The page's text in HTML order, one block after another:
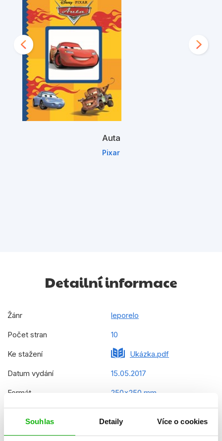
Souhlas Detaily Více o cookies
Auta
Pixar
Detailní informace
Žánr leporelo
Počet stran 10
Ke stažení Ukázka.pdf
Datum vydání 15.05.2017
Formát 250x250 mm